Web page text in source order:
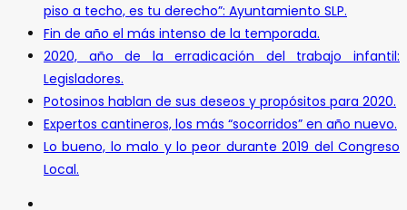
piso a techo, es tu derecho”: Ayuntamiento SLP.
Fin de año el más intenso de la temporada.
2020, año de la erradicación del trabajo infantil:
Legisladores.
Potosinos hablan de sus deseos y propósitos para 2020.
Expertos cantineros, los más “socorridos” en año nuevo.
Lo bueno, lo malo y lo peor durante 2019 del Congreso
Local.